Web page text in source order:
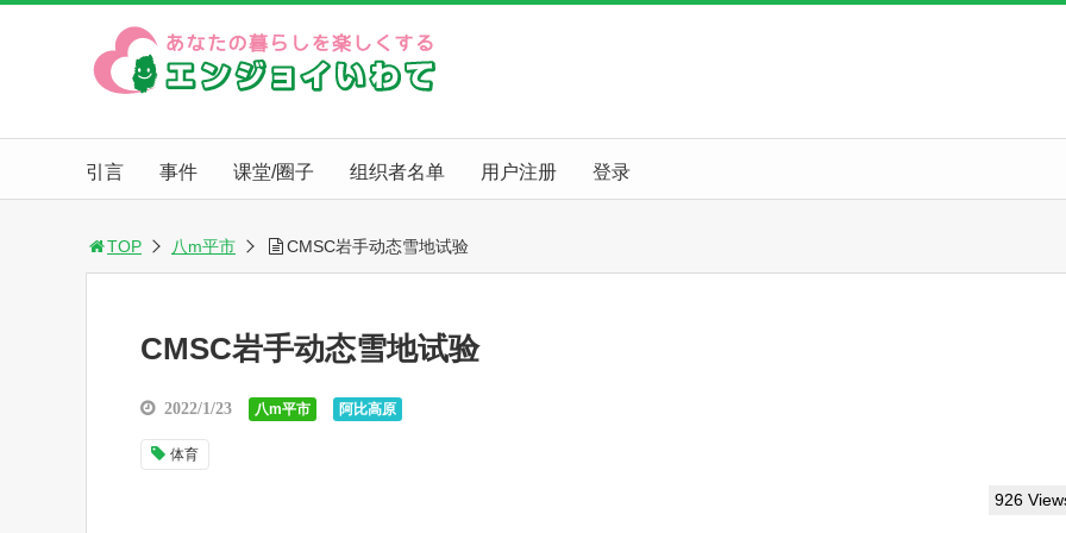
引言 事件 课堂/圈子 组织者名单 用户注册 登录
TOP 八m平市 CMSC岩手动态雪地试验
CMSC岩手动态雪地试验
2022/1/23 八m平市 阿比高原
体育
926